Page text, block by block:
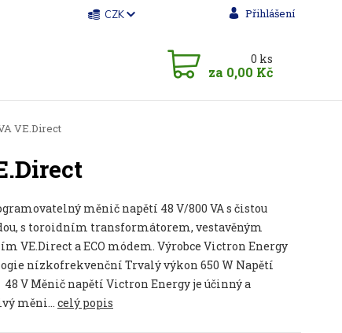
CZK Přihlášení
0 ks
za 0,00 Kč
VE.Direct
měnič napětí 48 V/800 VA s čistou
s toroidním transformátorem, vestavěným
VE.Direct a ECO módem. Výrobce Victron Energy
nízkofrekvenční Trvalý výkon 650 W Napětí
V Měnič napětí Victron Energy je účinný a
měni... celý popis